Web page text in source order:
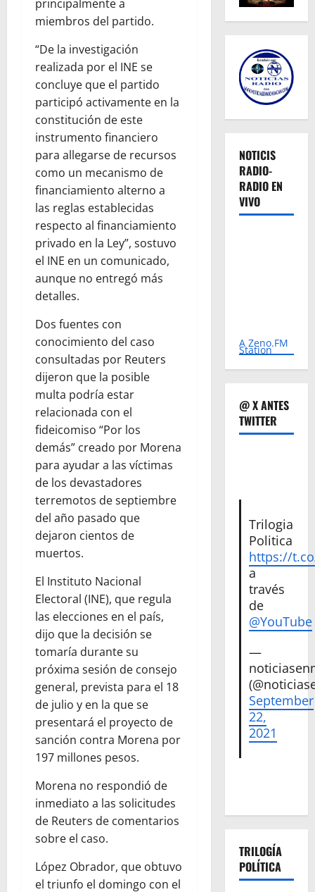
principalmente a
miembros del partido.
“De la investigación
realizada por el INE se
concluye que el partido
participó activamente en la
constitución de este
instrumento financiero
para allegarse de recursos
como un mecanismo de
financiamiento alterno a
las reglas establecidas
respecto al financiamiento
privado en la Ley”, sostuvo
el INE en un comunicado,
aunque no entregó más
detalles.
Dos fuentes con
conocimiento del caso
consultadas por Reuters
dijeron que la posible
multa podría estar
relacionada con el
fideicomiso “Por los
demás” creado por Morena
para ayudar a las víctimas
de los devastadores
terremotos de septiembre
del año pasado que
dejaron cientos de
muertos.
El Instituto Nacional
Electoral (INE), que regula
las elecciones en el país,
dijo que la decisión se
tomaría durante su
próxima sesión de consejo
general, prevista para el 18
de julio y en la que se
presentará el proyecto de
sanción contra Morena por
197 millones pesos.
Morena no respondió de
inmediato a las solicitudes
de Reuters de comentarios
sobre el caso.
López Obrador, que obtuvo
el triunfo el domingo con el
NOTICIS
RADIO-
RADIO EN
VIVO
A Zeno.FM
Station
@ X ANTES
TWITTER
Trilogia
Politica
https://
a
través
de
@YouTube
—
September
22,
2021
TRILOGÍA
POLÍTICA